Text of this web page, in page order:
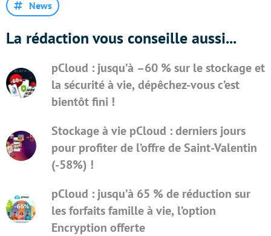
News
La rédaction vous conseille aussi...
pCloud : jusqu’à –60 % sur le stockage et
la sécurité à vie, dépêchez-vous c’est
bientôt fini !
Stockage à vie pCloud : derniers jours
pour profiter de l’offre de Saint-Valentin
(-58%) !
pCloud : jusqu’à 65 % de réduction sur
les forfaits famille à vie, l’option
Encryption offerte